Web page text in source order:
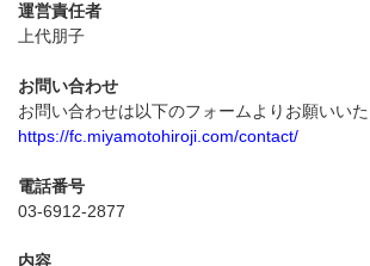
運営責任者
上代朋子
お問い合わせ
お問い合わせは以下のフォームよりお願いいた
https://fc.miyamotohiroji.com/contact/
電話番号
03-6912-2877
内容